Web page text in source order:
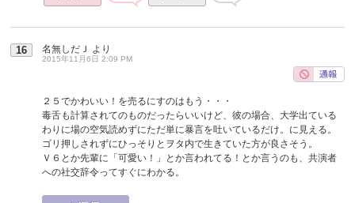
16 名無しだＪ より
2015年11月6日 2:09 PM
２５でかわいい！を売るにすのはもう・・・
毒舌も計算されてのものだったらいいけど、彼の場合、大学出ている
わりに場の空気読めずにただ単に暴言を吐いているだけ。に見える。
ゴリ押しされずにひっそりとヲタ内で生きていた方が良さそう。
Ｖ６とか先輩に「可愛い！」とか言われてる！とか言うのも、共演者
への社交辞令ってすぐにわかる。